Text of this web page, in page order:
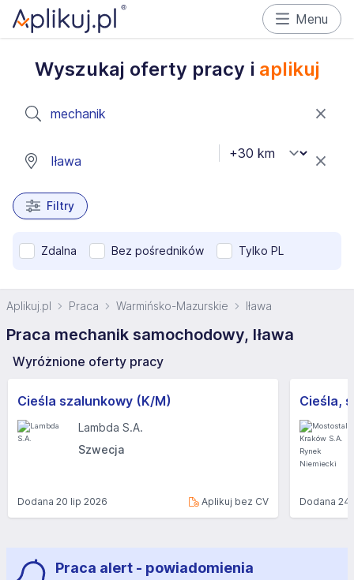
Menu
Wyszukaj oferty pracy i aplikuj
Filtry
Zdalna Bez pośredników Tylko PL
Aplikuj.pl Praca Warmińsko-Mazurskie Iława
Praca mechanik samochodowy, Iława
Wyróżnione oferty pracy
Cieśla szalunkowy (K/M)
Lambda S.A.
Szwecja
Dodana 20 lip 2026 Aplikuj bez CV Dodana24
Praca alert - powiadomienia